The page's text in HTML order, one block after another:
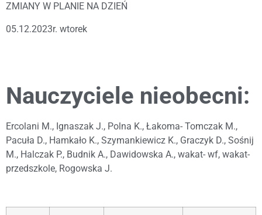
ZMIANY W PLANIE NA DZIEŃ
05.12.2023r. wtorek
Nauczyciele nieobecni:
Ercolani M., Ignaszak J., Polna K., Łakoma- Tomczak M.,
Pacuła D., Hamkało K., Szymankiewicz K., Graczyk D., Sośnij
M., Halczak P., Budnik A., Dawidowska A., wakat- wf, wakat-
przedszkole, Rogowska J.